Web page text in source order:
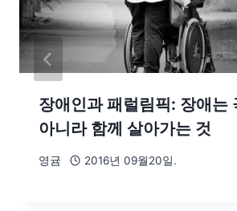
장애인과 패럴림픽: 장애는
아니라 함께 살아가는 것
영귬 2016년 09월20일.